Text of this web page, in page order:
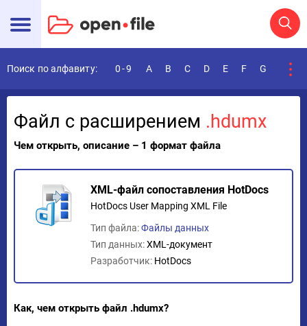
Поиск по алфавиту: 0-9 A B C D E F G
Файл с расширением .hdumx
Чем открыть, описание – 1 формат файла
XML-файл сопоставления HotDocs
HotDocs User Mapping XML File
Тип файла:Файлы данных
Тип данных:XML-документ
Разработчик: HotDocs
Как, чем открыть файл .hdumx?